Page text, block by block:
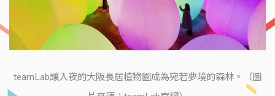
teamLab讓入夜的大阪長居植物園成為宛若夢境的森林。（圖